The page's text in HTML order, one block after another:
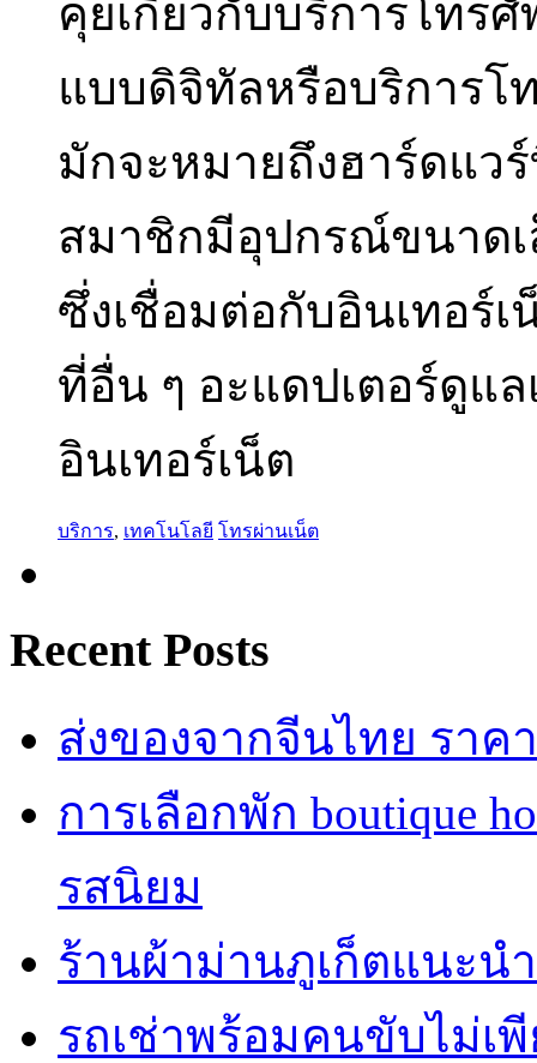
คุยเกี่ยวกับบริการโทร
แบบดิจิทัลหรือบริการโ
มักจะหมายถึงฮาร์ดแว
สมาชิกมีอุปกรณ์ขนาดเ
ซึ่งเชื่อมต่อกับอินเทอร์
ที่อื่น ๆ อะแดปเตอร์ดูแ
อินเทอร์เน็ต
บริการ, เทคโนโลยี โทรผ่านเน็ต
Recent Posts
ส่งของจากจีนไทย ราค
การเลือกพัก boutique
รสนิยม
ร้านผ้าม่านภูเก็ตแนะน
รถเช่าพร้อมคนขับไม่เ